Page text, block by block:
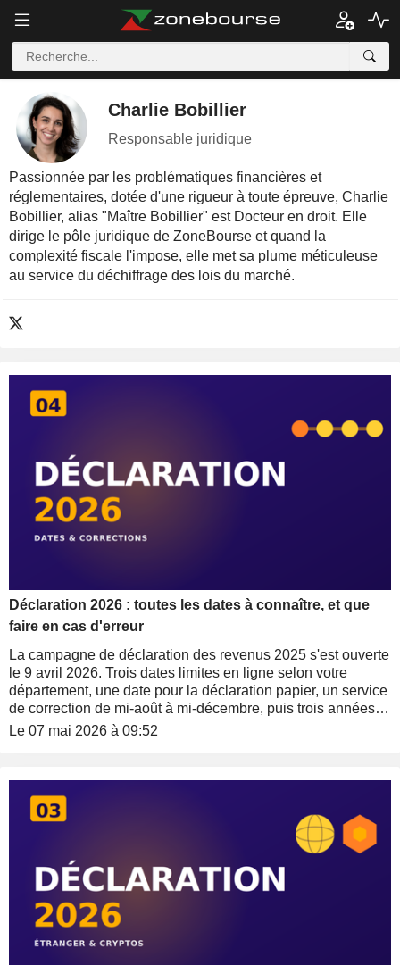
Charlie Bobillier
Responsable juridique
Passionnée par les problématiques financières et
réglementaires, dotée d'une rigueur à toute épreuve, Charlie
Bobillier, alias "Maître Bobillier" est Docteur en droit. Elle
dirige le pôle juridique de ZoneBourse et quand la
complexité fiscale l'impose, elle met sa plume méticuleuse
au service du déchiffrage des lois du marché.
Déclaration 2026 : toutes les dates à connaître, et que
faire en cas d'erreur
La campagne de déclaration des revenus 2025 s'est ouverte
le 9 avril 2026. Trois dates limites en ligne selon votre
département, une date pour la déclaration papier, un service
de correction de mi-août à mi-décembre, puis trois années
pour réclamer en cas d'erreur découverte tardivement. Tour
Le 07 mai 2026 à 09:52